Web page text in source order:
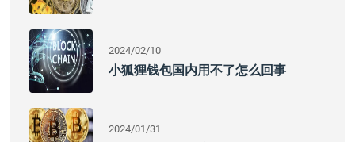
2024/02/10
小狐狸钱包国内用不了怎么回事
2024/01/31